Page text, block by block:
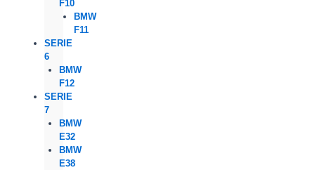
F10
BMW
F11
SERIE
6
BMW
F12
SERIE
7
BMW
E32
BMW
E38